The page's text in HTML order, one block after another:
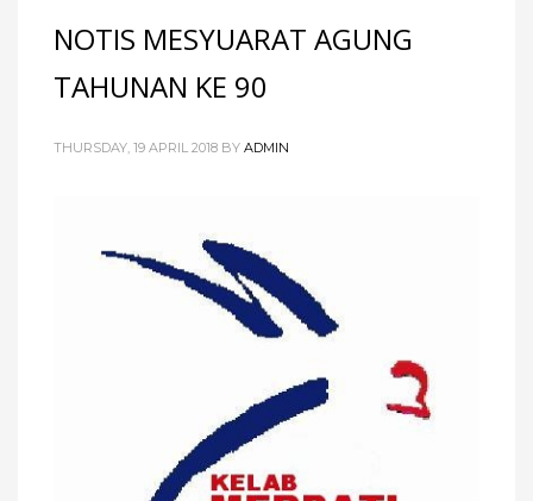
NOTIS MESYUARAT AGUNG
TAHUNAN KE 90
THURSDAY, 19 APRIL 2018 BY ADMIN